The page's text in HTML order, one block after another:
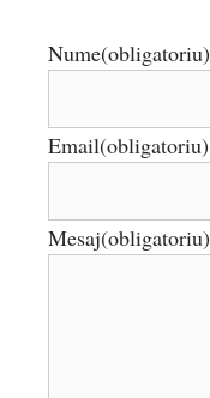
Nume(obligatoriu)
Email(obligatoriu)
Mesaj(obligatoriu)